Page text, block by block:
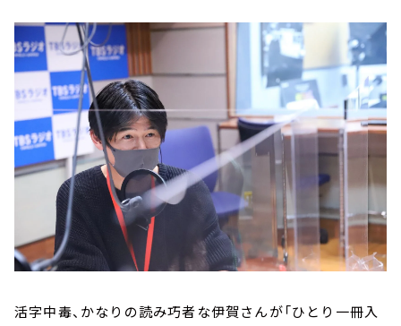
活字中毒、かなりの読み巧者な伊賀さんが「ひとり一冊入